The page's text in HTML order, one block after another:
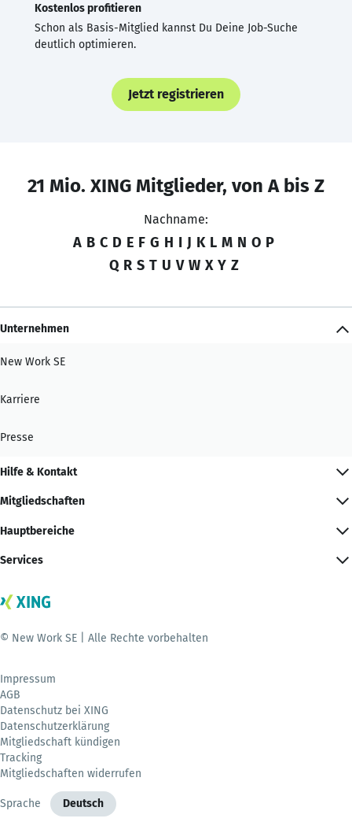
Kostenlos profitieren
Schon als Basis-Mitglied kannst Du Deine Job-Suche
deutlich optimieren.
Jetzt registrieren
21 Mio. XING Mitglieder, von A bis Z
Nachname:
A B C D E F G H I J K L M N O P
Q R S T U V W X Y Z
Unternehmen
New Work SE
Karriere
Presse
Hilfe & Kontakt
Mitgliedschaften
Hauptbereiche
Services
© New Work SE | Alle Rechte vorbehalten
Impressum
AGB
Datenschutz bei XING
Datenschutzerklärung
Mitgliedschaft kündigen
Tracking
Mitgliedschaften widerrufen
Sprache Deutsch